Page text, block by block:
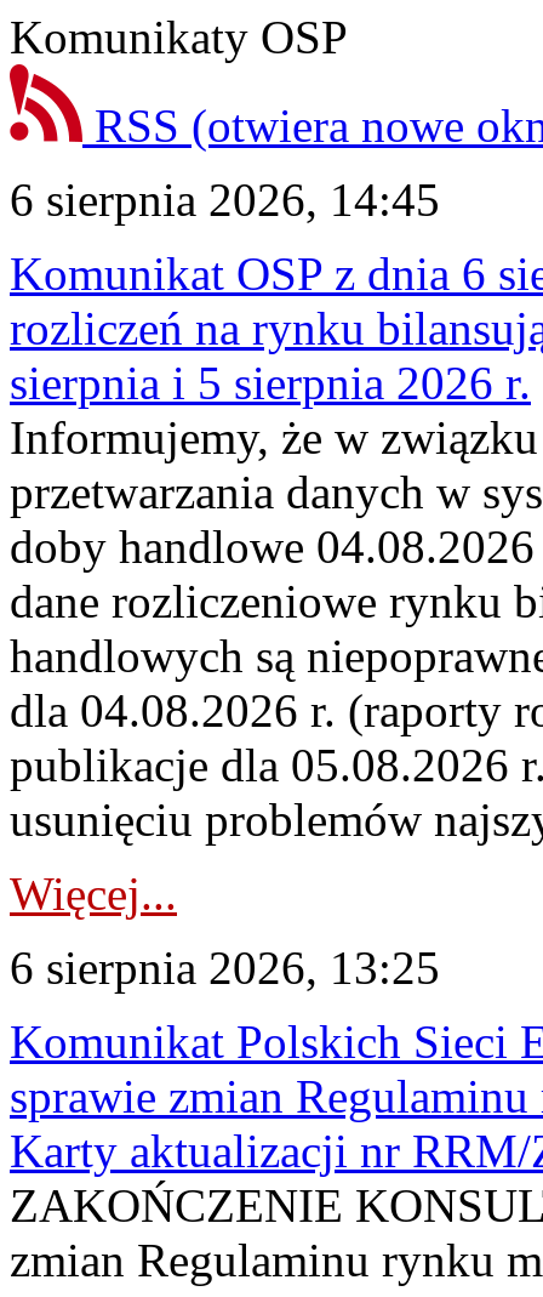
Komunikaty OSP
RSS (otwiera nowe
6 sierpnia 2026, 14:45
Komunikat OSP z dnia 6
rozliczeń na rynku
sierpnia i 5 sierpnia 2026 r.
Informujemy, że w
przetwarzania danych w
doby handlowe
dane rozliczeniowe rynku
handlowych są
dla 04.08.2026 r. (raporty
publikacje dla 05.08.2026
usunięciu problemów
Więcej...
6 sierpnia 2026, 13:25
Komunikat Polskich Sieci
sprawie zmian
Karty aktualizacji nr
ZAKOŃCZENIE
zmian Regulaminu rynku